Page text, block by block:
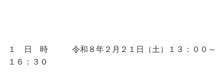
１ 日 時 令和８年２月２１日（土）１３：００～
１６：３０